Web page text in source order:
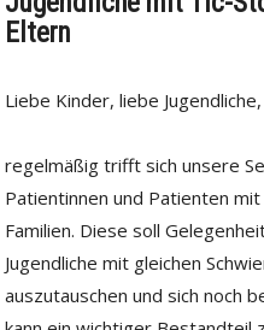
Eltern
Liebe Kinder, liebe
regelmäßig trifft sich unsere
Patientinnen und Patienten
Familien. Diese soll
Jugendliche mit gleichen
auszutauschen und sich noch